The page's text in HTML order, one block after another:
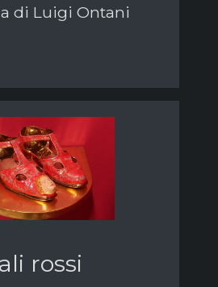
di Luigi Ontani
rossi